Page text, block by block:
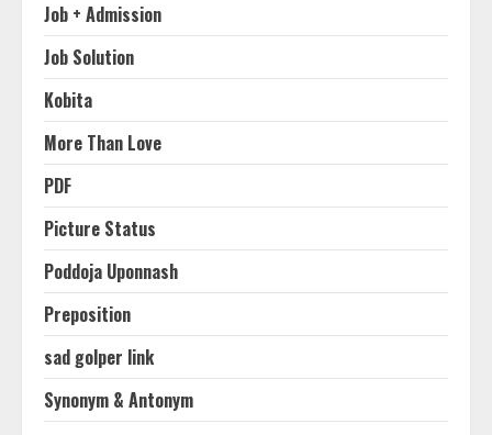
Job + Admission
Job Solution
Kobita
More Than Love
PDF
Picture Status
Poddoja Uponnash
Preposition
sad golper link
Synonym & Antonym